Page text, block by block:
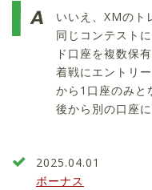
いいえ、XMのト
同じコンテスト
ド口座を複数保
着戦にエントリ
から1口座のみと
後から別の口座
2025.04.01
ボーナス